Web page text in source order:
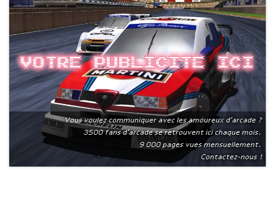
Votre publicite ici
Vous voulez communiquer avec les amoureux d'arcade ?
3500 fans d'arcade se retrouvent ici chaque mois.
9 000 pages vues mensuellement.
Contactez-nous !